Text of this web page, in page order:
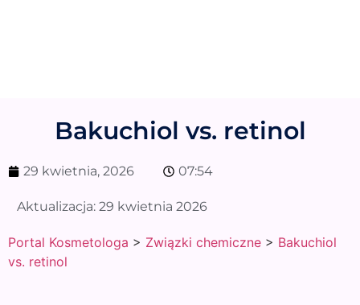
Bakuchiol vs. retinol
29 kwietnia, 2026 07:54
Aktualizacja: 29 kwietnia 2026
Portal Kosmetologa > Związki chemiczne > Bakuchiol
vs. retinol